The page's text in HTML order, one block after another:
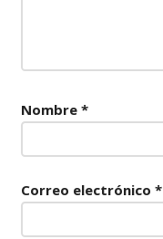
Nombre *
Correo electrónico *